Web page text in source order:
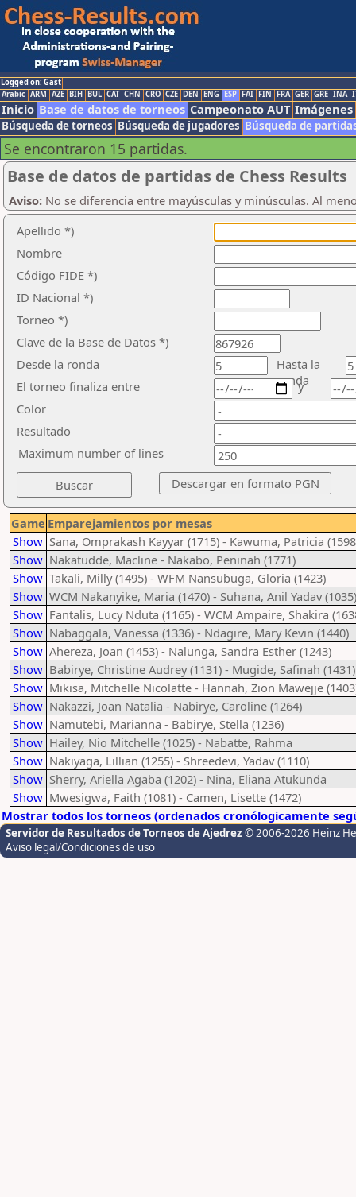
Logged on: Gast
Arabic ARM AZE BIH BUL CAT CHN CRO CZE DEN ENG ESP FAI FIN FRA GER GRE INA
Inicio Base de datos de torneos Campeonato AUT Imágenes
Búsqueda de torneos Búsqueda de jugadores Búsqueda de
Se encontraron 15 partidas.
Base de datos de partidas de Chess Results
Aviso: No se diferencia entre mayúsculas y minúsculas. Al
Apellido *)
Nombre
Código FIDE *)
ID Nacional *)
Torneo *)
Clave de la Base de Datos *)
Desde la ronda
Hasta la
ronda
El torneo finaliza entre
Color
Resultado
y
Maximum number of lines
Game Emparejamientos por mesas
Show Sana, Omprakash Kayyar (1715) - Kawuma, Patricia
Show Nakatudde, Macline - Nakabo, Peninah (1771)
Show Takali, Milly (1495) - WFM Nansubuga, Gloria (1423)
Show WCM Nakanyike, Maria (1470) - Suhana, Anil Yadav (1035)
Show Fantalis, Lucy Nduta (1165) - WCM Ampaire, Shakira
Show Nabaggala, Vanessa (1336) - Ndagire, Mary Kevin (1440)
Show Ahereza, Joan (1453) - Nalunga, Sandra Esther (1243)
Show Babirye, Christine Audrey (1131) - Mugide, Safinah (1431)
Show Mikisa, Mitchelle Nicolatte - Hannah, Zion Mawejje
Show Nakazzi, Joan Natalia - Nabirye, Caroline (1264)
Show Namutebi, Marianna - Babirye, Stella (1236)
Show Hailey, Nio Mitchelle (1025) - Nabatte, Rahma
Show Nakiyaga, Lillian (1255) - Shreedevi, Yadav (1110)
Show Sherry, Ariella Agaba (1202) - Nina, Eliana Atukunda
Show Mwesigwa, Faith (1081) - Camen, Lisette (1472)
Mostrar todos los torneos (ordenados cronólogicamente
Servidor de Resultados de Torneos de Ajedrez © 2006-2026 Heinz
Aviso legal/Condiciones de uso